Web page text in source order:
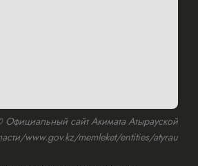
Официальный сайт Акимата Атырауской
www.gov.kz/memleket/entities/atyrau